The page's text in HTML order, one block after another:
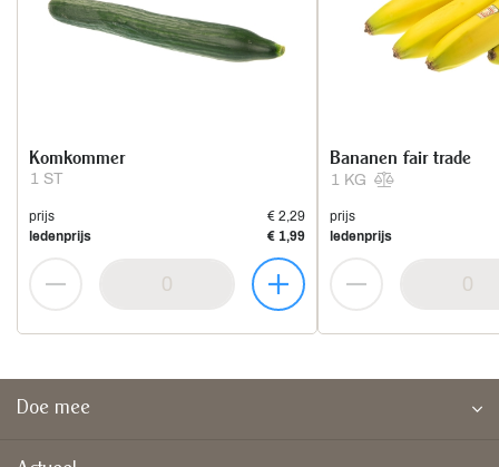
1 ST
Komkommer
prijs
€ 2,29
ledenprijs
€ 1,99
1 KG
Bananen fair trade
prijs
ledenprijs
Doe mee